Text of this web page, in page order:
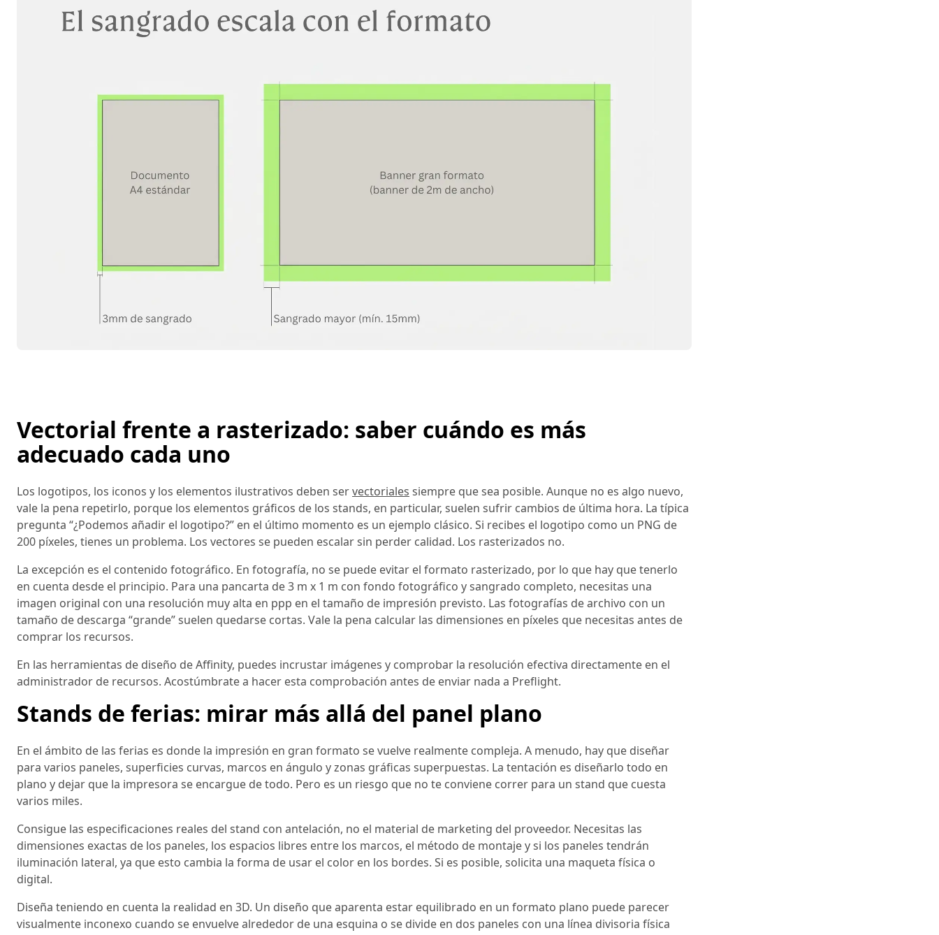
Vectorial frente a rasterizado: saber cuándo es más
adecuado cada uno
Los logotipos, los iconos y los elementos ilustrativos deben servectoriales siempre que sea posible. Aunque no es algo nuevo,
vale la pena repetirlo, porque los elementos gráficos de los stands, en particular, suelen sufrir cambios de última hora. La típica
pregunta “¿Podemos añadir el logotipo?” en el último momento es un ejemplo clásico. Si recibes el logotipo como un PNG de
200 píxeles, tienes un problema. Los vectores se pueden escalar sin perder calidad. Los rasterizados no.
La excepción es el contenido fotográfico. En fotografía, no se puede evitar el formato rasterizado, por lo que hay que tenerlo
en cuenta desde el principio. Para una pancarta de 3 m x 1 m con fondo fotográfico y sangrado completo, necesitas una
imagen original con una resolución muy alta en ppp en el tamaño de impresión previsto. Las fotografías de archivo con un
tamaño de descarga “grande” suelen quedarse cortas. Vale la pena calcular las dimensiones en píxeles que necesitas antes de
comprar los recursos.
En las herramientas de diseño de Affinity, puedes incrustar imágenes y comprobar la resolución efectiva directamente en el
administrador de recursos. Acostúmbrate a hacer esta comprobación antes de enviar nada a Preflight.
Stands de ferias: mirar más allá del panel plano
En el ámbito de las ferias es donde la impresión en gran formato se vuelve realmente compleja. A menudo, hay que diseñar
para varios paneles, superficies curvas, marcos en ángulo y zonas gráficas superpuestas. La tentación es diseñarlo todo en
plano y dejar que la impresora se encargue de todo. Pero es un riesgo que no te conviene correr para un stand que cuesta
varios miles.
Consigue las especificaciones reales del stand con antelación, no el material de marketing del proveedor. Necesitas las
dimensiones exactas de los paneles, los espacios libres entre los marcos, el método de montaje y si los paneles tendrán
iluminación lateral, ya que esto cambia la forma de usar el color en los bordes. Si es posible, solicita una maqueta física o
digital.
Diseña teniendo en cuenta la realidad en 3D. Un diseño que aparenta estar equilibrado en un formato plano puede parecer
visualmente inconexo cuando se envuelve alrededor de una esquina o se divide en dos paneles con una línea divisoria física